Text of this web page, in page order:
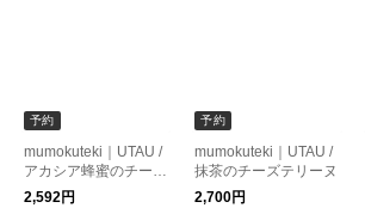
予約
mumokuteki｜UTAU /
アカシア蜂蜜のチーズ
テリーヌ
2,592円
予約
mumokuteki｜UTAU /
抹茶のチーズテリーヌ
2,700円